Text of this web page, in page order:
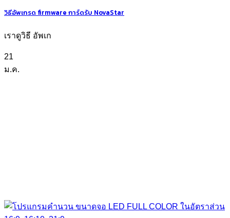
วิธีอัพเกรด firmware การ์ดรับ NovaStar
เราดูวิธี อัพเก
21
ม.ค.